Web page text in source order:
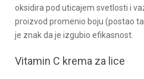
oksidira pod uticajem svetlosti i
proizvod promenio boju (postao
je znak da je izgubio efikasnost.
Vitamin C krema za lice